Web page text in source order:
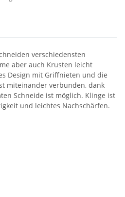
verschiedensten
aber auch Krusten leicht
Design mit Griffnieten und die
miteinander verbunden, dank
Schneide ist möglich. Klinge ist
und leichtes Nachschärfen.